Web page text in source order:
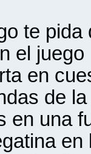
te
el
en
de
en una